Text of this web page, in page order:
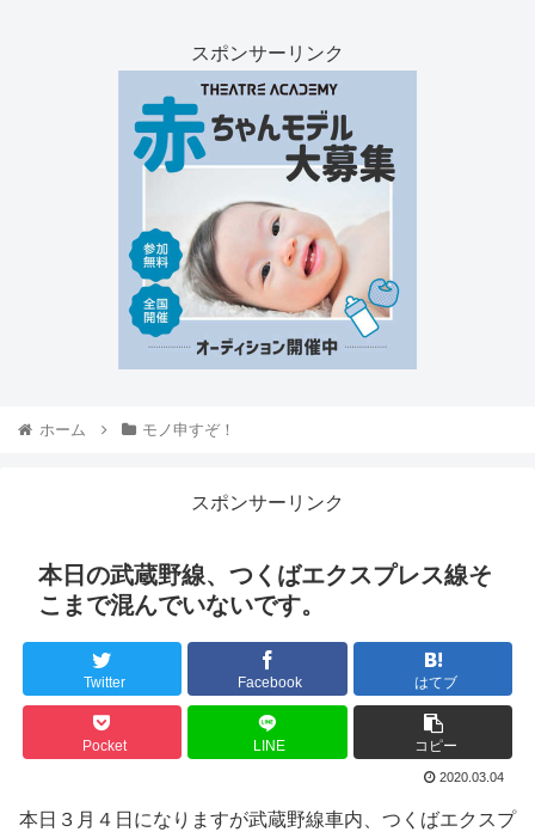
スポンサーリンク
ホーム モノ申すぞ！
スポンサーリンク
本日の武蔵野線、つくばエクスプレス線そ
こまで混んでいないです。
Twitter Facebook はてブ
Pocket LINE コピー
2020.03.04
本日３月４日になりますが武蔵野線車内、つくばエクスプ